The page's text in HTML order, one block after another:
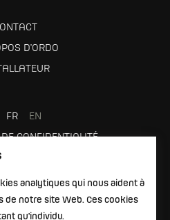
D'ORDO
FR EN
CONFIDENTIALITÉ
D'UTILISATION
analytiques qui nous aident à
de notre site Web. Ces cookies
qu'individu.